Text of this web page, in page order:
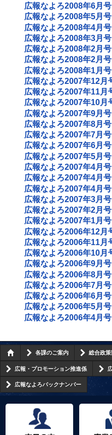
広報なよろ2008年6月号
広報なよろ2008年5月号
広報なよろ2008年4月号
広報なよろ2008年3月号
広報なよろ2008年2月号
広報なよろ2008年2月号
広報なよろ2008年1月号
広報なよろ2007年12月
広報なよろ2007年11月
広報なよろ2007年10月
広報なよろ2007年9月号
広報なよろ2007年8月号
広報なよろ2007年7月号
広報なよろ2007年6月号
広報なよろ2007年5月号
広報なよろ2007年4月
広報なよろ2007年4月号
広報なよろ2007年4月号
広報なよろ2007年3月号
広報なよろ2007年2月号
広報なよろ2007年1月号
広報なよろ2006年12月
広報なよろ2006年11月
広報なよろ2006年10月
広報なよろ2006年9月号
広報なよろ2006年8月号
広報なよろ2006年7月号
広報なよろ2006年6月号
広報なよろ2006年5月号
広報なよろ2006年4月号
各課のご案内 総合政
広報・プロモーション推進係
広報なよろバックナンバー